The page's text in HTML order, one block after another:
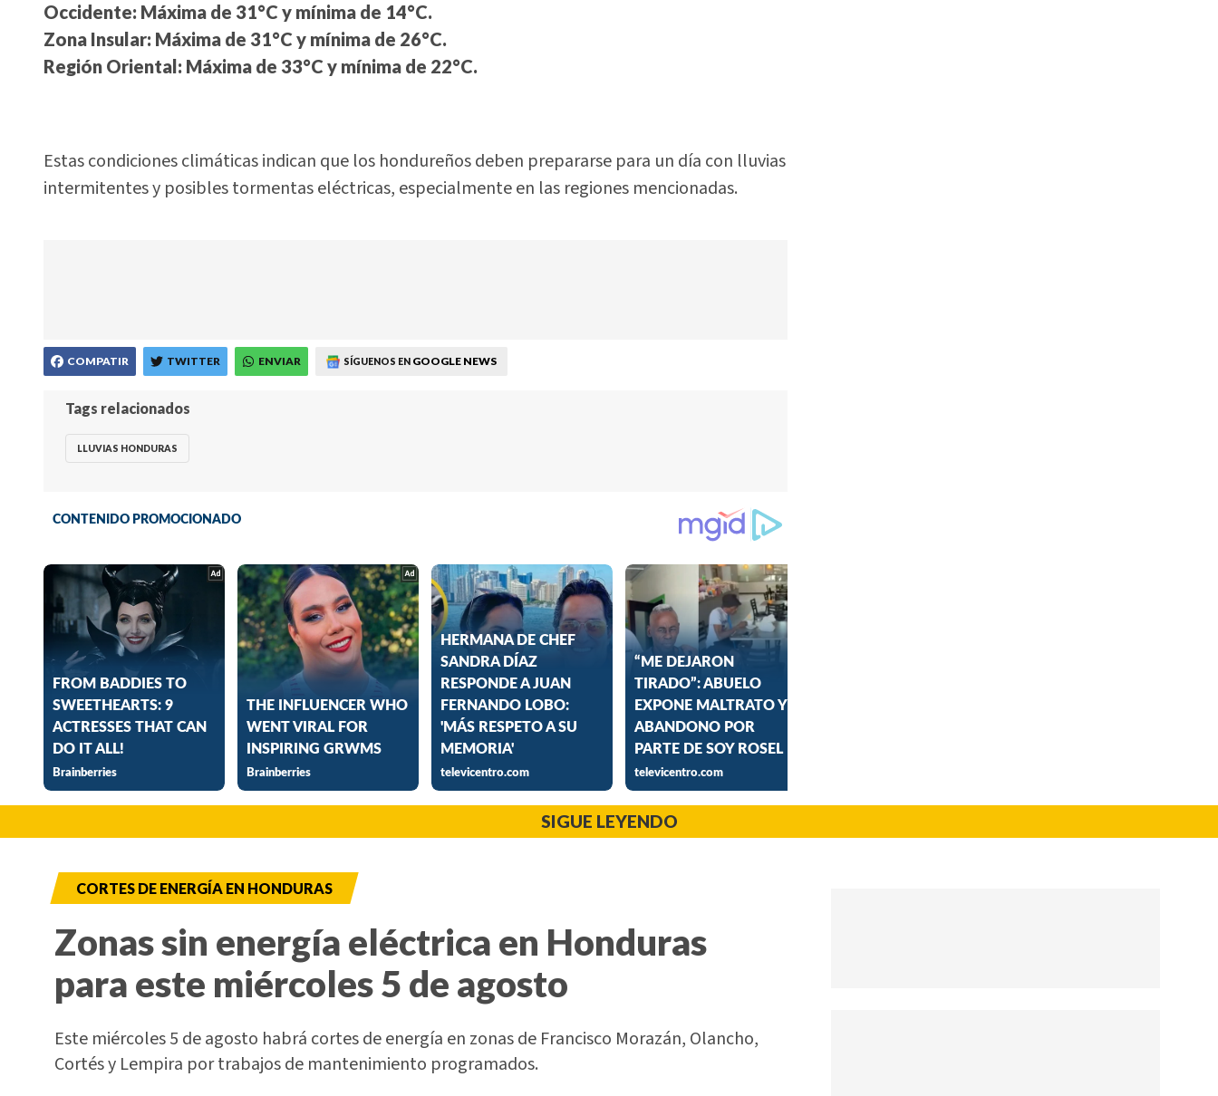
Occidente: Máxima de 31°C y mínima de 14°C.
Zona Insular: Máxima de 31°C y mínima de 26°C.
Región Oriental: Máxima de 33°C y mínima de 22°C.
Estas condiciones climáticas indican que los hondureños deben prepararse para un día con lluvias
intermitentes y posibles tormentas eléctricas, especialmente en las regiones mencionadas.
COMPATIR TWITTER ENVIAR SÍGUENOS EN GOOGLE NEWS
Tags relacionados
LLUVIAS HONDURAS
SIGUE LEYENDO
CORTES DE ENERGÍA EN HONDURAS
Zonas sin energía eléctrica en Honduras
para este miércoles 5 de agosto
Este miércoles 5 de agosto habrá cortes de energía en zonas de Francisco Morazán, Olancho,
Cortés y Lempira por trabajos de mantenimiento programados.